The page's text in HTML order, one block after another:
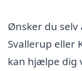
Ønsker du selv
Svallerup eller
kan hjælpe dig